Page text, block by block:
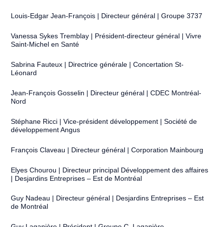
Louis-Edgar Jean-François | Directeur général | Groupe 3737
Vanessa Sykes Tremblay | Président-directeur général | Vivre
Saint-Michel en Santé
Sabrina Fauteux | Directrice générale | Concertation St-
Léonard
Jean-François Gosselin | Directeur général | CDEC Montréal-
Nord
Stéphane Ricci | Vice-président développement | Société de
développement Angus
François Claveau | Directeur général | Corporation Mainbourg
Elyes Chourou | Directeur principal Développement des affaires
| Desjardins Entreprises – Est de Montréal
Guy Nadeau | Directeur général | Desjardins Entreprises – Est
de Montréal